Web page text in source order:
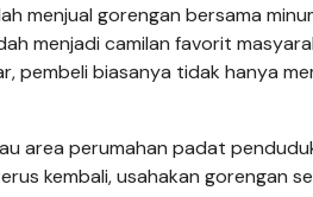
menjual gorengan bersama
menjadi camilan favorit
pembeli biasanya tidak hanya
area perumahan padat
kembali, usahakan gorengan